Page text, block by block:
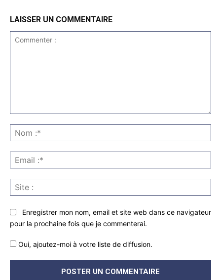
LAISSER UN COMMENTAIRE
:*
:*
:
Enregistrer mon nom, email et site web dans ce navigateur
pour la prochaine fois que je commenterai.
Oui, ajoutez-moi à votre liste de diffusion.